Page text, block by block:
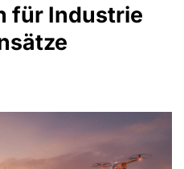
für Industrie